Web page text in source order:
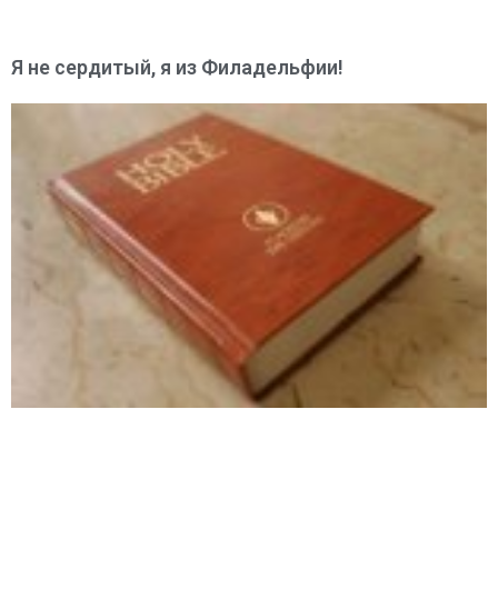
Я не сердитый, я из Филадельфии!